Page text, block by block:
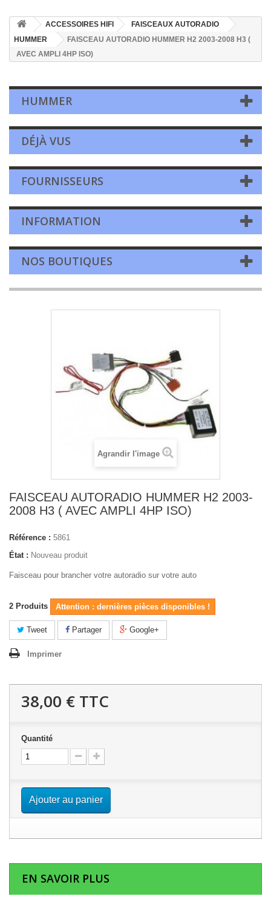
ACCESSOIRES HIFI
FAISCEAUX AUTORADIO
HUMMER
FAISCEAU AUTORADIO HUMMER H2 2003-2008 H3 (
AVEC AMPLI 4HP ISO)
HUMMER
DÉJÀ VUS
FOURNISSEURS
INFORMATION
NOS BOUTIQUES
Agrandir l'image
FAISCEAU AUTORADIO HUMMER H2 2003-
2008 H3 ( AVEC AMPLI 4HP ISO)
Référence : 5861
État : Nouveau produit
Faisceau pour brancher votre autoradio sur votre auto
2 Produits Attention : dernières pièces disponibles !
Tweet Partager Google+
Imprimer
38,00 € TTC
Quantité
Ajouter au panier
EN SAVOIR PLUS